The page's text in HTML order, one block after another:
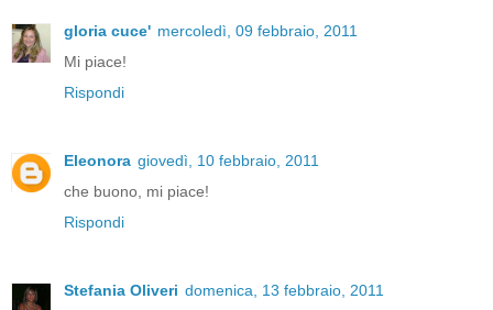
gloria cuce' mercoledì, 09 febbraio, 2011
Mi piace!
Rispondi
Eleonora giovedì, 10 febbraio, 2011
che buono, mi piace!
Rispondi
Stefania Oliveri domenica, 13 febbraio, 2011